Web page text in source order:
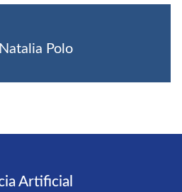
Natalia Polo
Artificial